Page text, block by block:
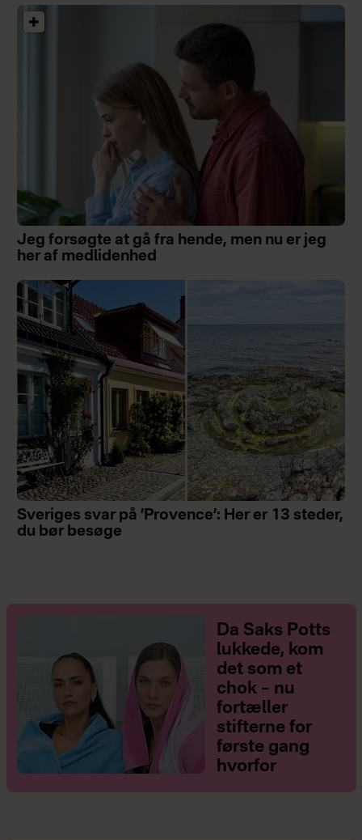
Jeg forsøgte at gå fra hende, men nu er jeg
her af medlidenhed
Sveriges svar på ’Provence’: Her er 13 steder,
du bør besøge
Da Saks Potts
lukkede, kom
det som et
chok – nu
fortæller
stifterne for
første gang
hvorfor